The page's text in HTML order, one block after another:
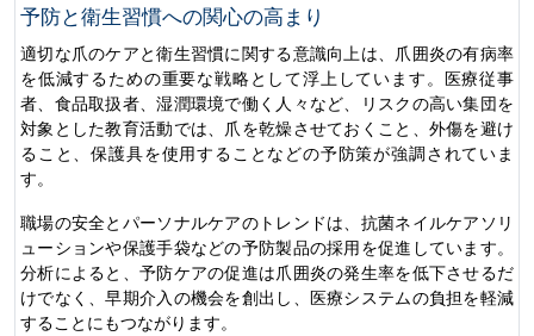
予防と衛生習慣への関心の高まり
適切な爪のケアと衛生習慣に関する意識向上は、爪囲炎の有病率
を低減するための重要な戦略として浮上しています。医療従事
者、食品取扱者、湿潤環境で働く人々など、リスクの高い集団を
対象とした教育活動では、爪を乾燥させておくこと、外傷を避け
ること、保護具を使用することなどの予防策が強調されていま
す。
職場の安全とパーソナルケアのトレンドは、抗菌ネイルケアソリ
ューションや保護手袋などの予防製品の採用を促進しています。
分析によると、予防ケアの促進は爪囲炎の発生率を低下させるだ
けでなく、早期介入の機会を創出し、医療システムの負担を軽減
することにもつながります。